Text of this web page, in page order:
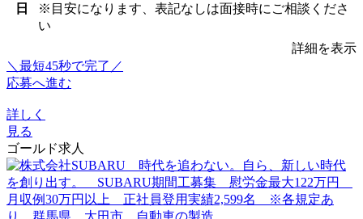
日
※目安になります、表記なしは面接時にご相談くださ
い
詳細を表示
＼最短45秒で完了／
応募へ進む
詳しく
見る
ゴールド求人